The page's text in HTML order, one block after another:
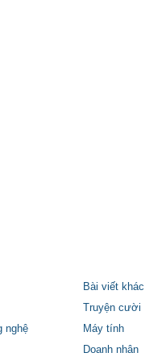
Bài viết khác
Truyện cười
nghệ Máy tính
Doanh nhân